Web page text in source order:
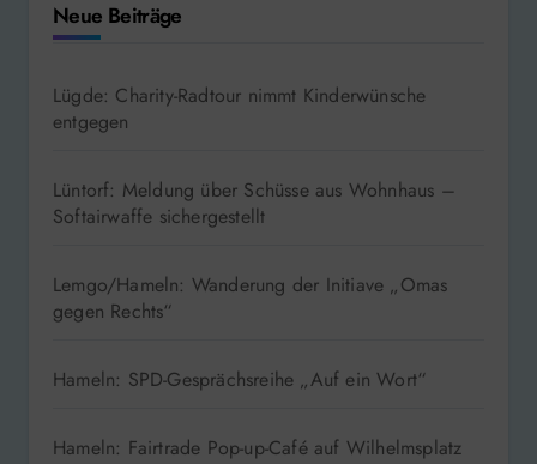
Neue Beiträge
Lügde: Charity-Radtour nimmt Kinderwünsche
entgegen
Lüntorf: Meldung über Schüsse aus Wohnhaus –
Softairwaffe sichergestellt
Lemgo/Hameln: Wanderung der Initiave „Omas
gegen Rechts“
Hameln: SPD-Gesprächsreihe „Auf ein Wort“
Hameln: Fairtrade Pop-up-Café auf Wilhelmsplatz